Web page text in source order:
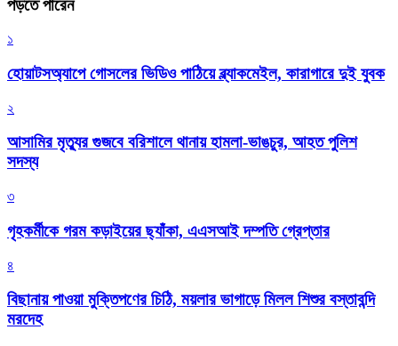
পড়তে পারেন
১
হোয়াটসঅ্যাপে গোসলের ভিডিও পাঠিয়ে ব্ল্যাকমেইল, কারাগারে দুই যুবক
২
আসামির মৃত্যুর গুজবে বরিশালে থানায় হামলা-ভাঙচুর, আহত পুলিশ
সদস্য
৩
গৃহকর্মীকে গরম কড়াইয়ের ছ্যাঁকা, এএসআই দম্পতি গ্রেপ্তার
৪
বিছানায় পাওয়া মুক্তিপণের চিঠি, ময়লার ভাগাড়ে মিলল শিশুর বস্তাবন্দি
মরদেহ